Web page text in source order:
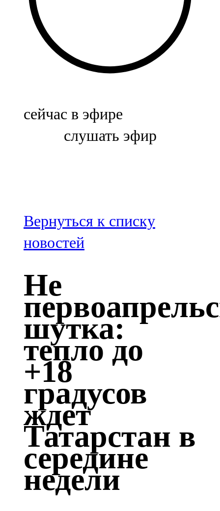
Баулы
107,5 FM
Биләр
Болгар
100,3 FM
Зәй
106,6 FM
Кадыбаш
105,2 FM
Казан
91,5 FM
Кайбыч
106,1 FM
Кама тамагы
71,51 FM
Кукмара
107,9 FM
Лениногорский
сейчас в эфире
слушать эфир
Вернуться к списку
новостей
Не
шутка:
тепло до
+18
градусов
ждет
Татарстан в
середине
недели